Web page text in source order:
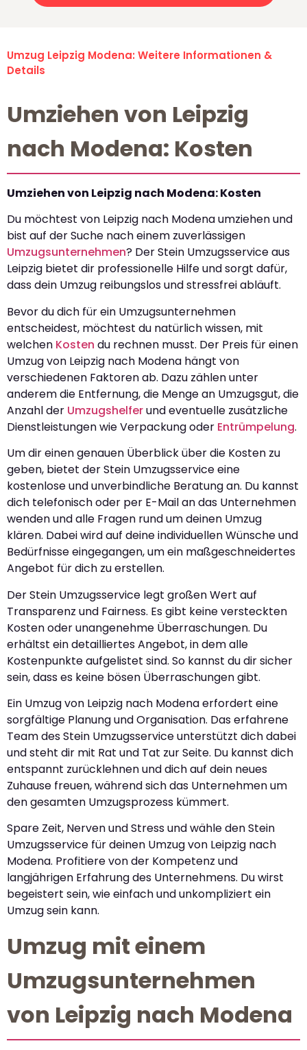
Umzug Leipzig Modena: Weitere Informationen &
Details
Umziehen von Leipzig
nach Modena: Kosten
Umziehen von Leipzig nach Modena: Kosten
Du möchtest von Leipzig nach Modena umziehen und
bist auf der Suche nach einem zuverlässigen
Umzugsunternehmen? Der Stein Umzugsservice aus
Leipzig bietet dir professionelle Hilfe und sorgt dafür,
dass dein Umzug reibungslos und stressfrei abläuft.
Bevor du dich für ein Umzugsunternehmen
entscheidest, möchtest du natürlich wissen, mit
welchen Kosten du rechnen musst. Der Preis für einen
Umzug von Leipzig nach Modena hängt von
verschiedenen Faktoren ab. Dazu zählen unter
anderem die Entfernung, die Menge an Umzugsgut, die
Anzahl der Umzugshelferund eventuelle zusätzliche
Dienstleistungen wie Verpackung oder Entrümpelung.
Um dir einen genauen Überblick über die Kosten zu
geben, bietet der Stein Umzugsservice eine
kostenlose und unverbindliche Beratung an. Du kannst
dich telefonisch oder per E-Mail an das Unternehmen
wenden und alle Fragen rund um deinen Umzug
klären. Dabei wird auf deine individuellen Wünsche und
Bedürfnisse eingegangen, um ein maßgeschneidertes
Angebot für dich zu erstellen.
Der Stein Umzugsservice legt großen Wert auf
Transparenz und Fairness. Es gibt keine versteckten
Kosten oder unangenehme Überraschungen. Du
erhältst ein detailliertes Angebot, in dem alle
Kostenpunkte aufgelistet sind. So kannst du dir sicher
sein, dass es keine bösen Überraschungen gibt.
Ein Umzug von Leipzig nach Modena erfordert eine
sorgfältige Planung und Organisation. Das erfahrene
Team des Stein Umzugsservice unterstützt dich dabei
und steht dir mit Rat und Tat zur Seite. Du kannst dich
entspannt zurücklehnen und dich auf dein neues
Zuhause freuen, während sich das Unternehmen um
den gesamten Umzugsprozess kümmert.
Spare Zeit, Nerven und Stress und wähle den Stein
Umzugsservice für deinen Umzug von Leipzig nach
Modena. Profitiere von der Kompetenz und
langjährigen Erfahrung des Unternehmens. Du wirst
begeistert sein, wie einfach und unkompliziert ein
Umzug sein kann.
Umzug mit einem
Umzugsunternehmen
von Leipzig nach Modena